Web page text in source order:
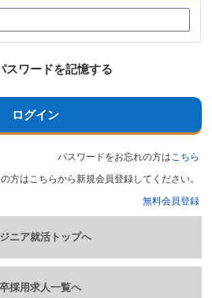
スワードを記憶する
ログイン
パスワードをお忘れの方はこちら
方はこちらから新規会員登録してください。
無料会員登録
ニア就活トップへ
採用求人一覧へ